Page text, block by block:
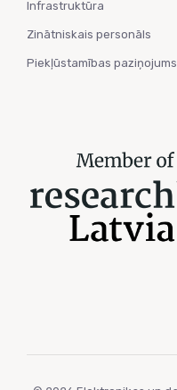
Infrastruktūra
Zinātniskais personāls
Piekļūstamības paziņojums